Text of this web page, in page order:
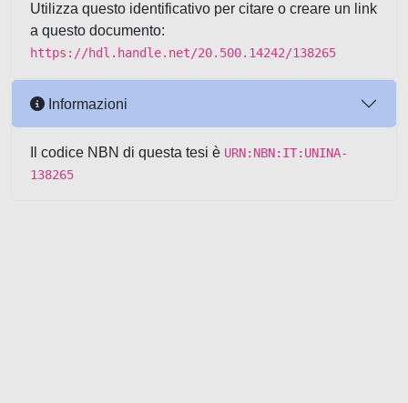
Utilizza questo identificativo per citare o creare un link
a questo documento:
https://hdl.handle.net/20.500.14242/138265
Informazioni
Il codice NBN di questa tesi è URN:NBN:IT:UNINA-
138265